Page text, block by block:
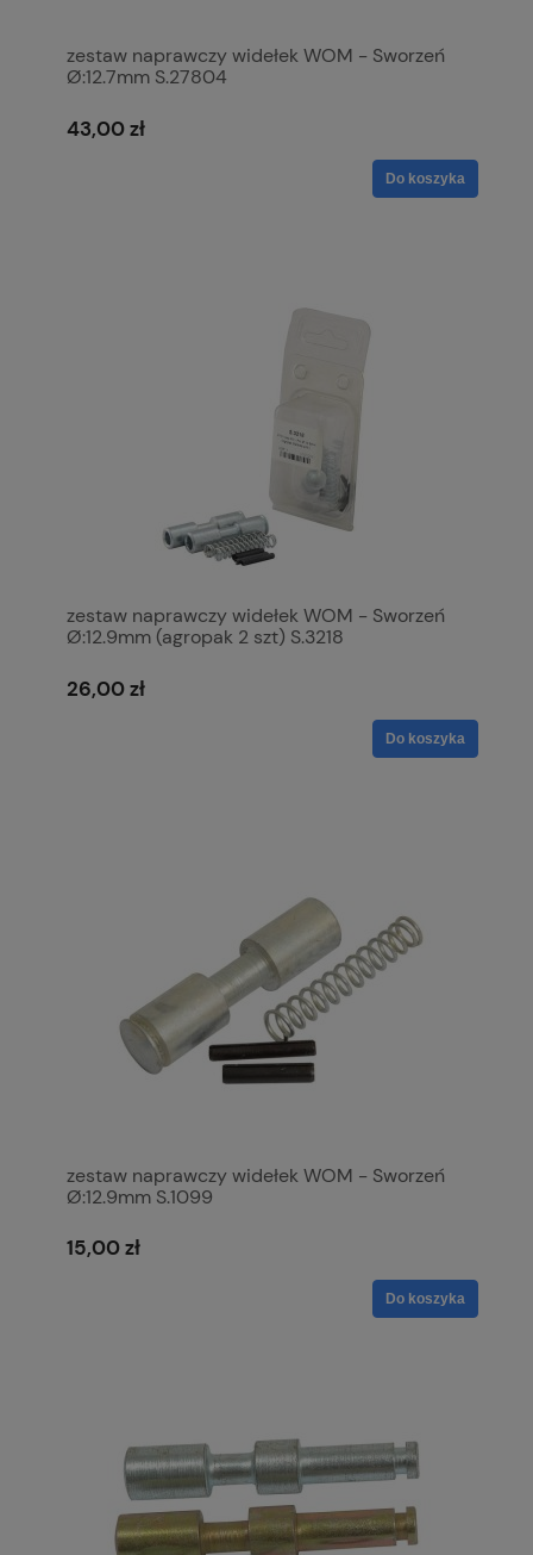
zestaw naprawczy widełek WOM - Sworzeń
Ø:12.7mm S.27804
43,00 zł
Do koszyka
zestaw naprawczy widełek WOM - Sworzeń
Ø:12.9mm (agropak 2 szt) S.3218
26,00 zł
Do koszyka
zestaw naprawczy widełek WOM - Sworzeń
Ø:12.9mm S.1099
15,00 zł
Do koszyka